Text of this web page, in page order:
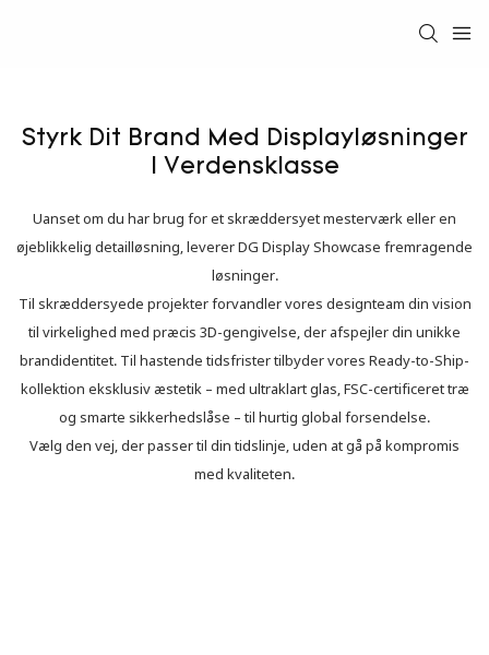
Styrk Dit Brand Med Displayløsninger
I Verdensklasse
Uanset om du har brug for et skræddersyet mesterværk eller en
øjeblikkelig detailløsning, leverer DG Display Showcase fremragende
løsninger.
Til skræddersyede projekter forvandler vores designteam din vision
til virkelighed med præcis 3D-gengivelse, der afspejler din unikke
brandidentitet. Til hastende tidsfrister tilbyder vores Ready-to-Ship-
kollektion eksklusiv æstetik – med ultraklart glas, FSC-certificeret træ
og smarte sikkerhedslåse – til hurtig global forsendelse.
Vælg den vej, der passer til din tidslinje, uden at gå på kompromis
med kvaliteten.